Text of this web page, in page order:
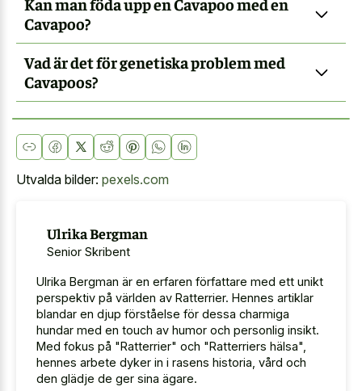
Cavapoo?
Vad är det för genetiska problem med
Cavapoos?
Utvalda bilder: pexels.com
Ulrika Bergman
Senior Skribent
Ulrika Bergman är en erfaren författare med ett unikt
perspektiv på världen av Ratterrier. Hennes artiklar
blandar en djup förståelse för dessa charmiga
hundar med en touch av humor och personlig insikt.
Med fokus på "Ratterrier" och "Ratterriers hälsa",
hennes arbete dyker in i rasens historia, vård och
den glädje de ger sina ägare.